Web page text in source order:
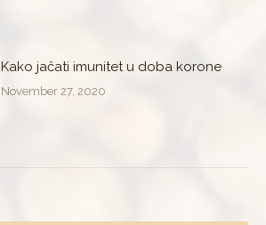
Kako jačati imunitet u doba korone
November 27, 2020